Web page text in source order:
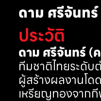
ดาม ศรีจันท
ประวัติ
ดาม ศรีจันทร์ (
ทีมชาติไทยระดับ
ผู้สร้างผลงานโด
เหรียญทองจาก